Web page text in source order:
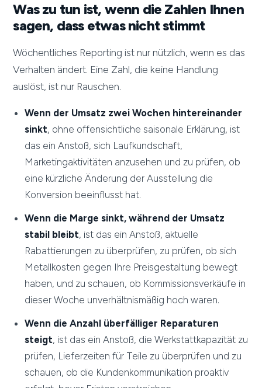
Was zu tun ist, wenn die Zahlen Ihnen
sagen, dass etwas nicht stimmt
Wöchentliches Reporting ist nur nützlich, wenn es das
Verhalten ändert. Eine Zahl, die keine Handlung
auslöst, ist nur Rauschen.
Wenn der Umsatz zwei Wochen hintereinander
sinkt, ohne offensichtliche saisonale Erklärung, ist
das ein Anstoß, sich Laufkundschaft,
Marketingaktivitäten anzusehen und zu prüfen, ob
eine kürzliche Änderung der Ausstellung die
Konversion beeinflusst hat.
Wenn die Marge sinkt, während der Umsatz
stabil bleibt, ist das ein Anstoß, aktuelle
Rabattierungen zu überprüfen, zu prüfen, ob sich
Metallkosten gegen Ihre Preisgestaltung bewegt
haben, und zu schauen, ob Kommissionsverkäufe in
dieser Woche unverhältnismäßig hoch waren.
Wenn die Anzahl überfälliger Reparaturen
steigt, ist das ein Anstoß, die Werkstattkapazität zu
prüfen, Lieferzeiten für Teile zu überprüfen und zu
schauen, ob die Kundenkommunikation proaktiv